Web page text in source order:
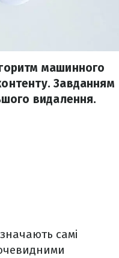
машинного
Завданням
видалення.
самі